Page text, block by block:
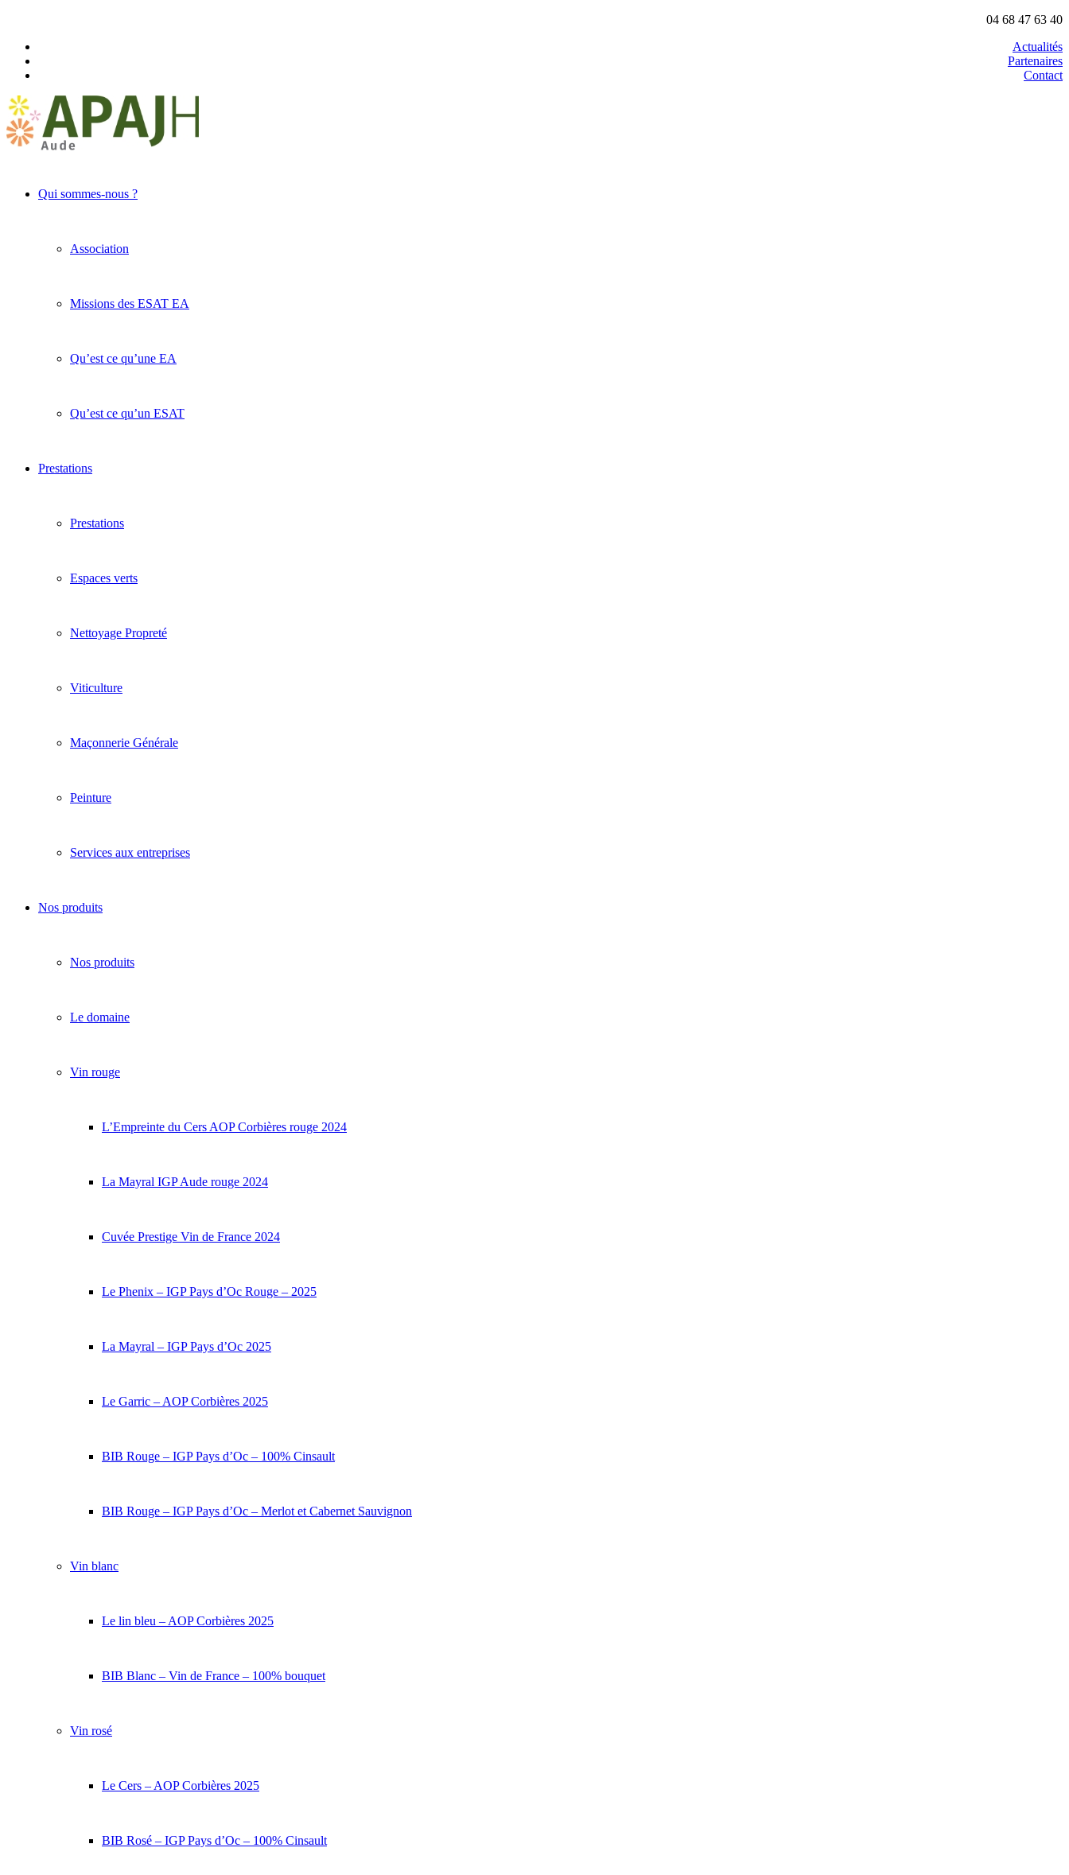
04 68 47 63 40
Actualités
Partenaires
Contact
Qui sommes-nous ?
Association
Missions des ESAT EA
Qu’est ce qu’une EA
Qu’est ce qu’un ESAT
Prestations
Prestations
Espaces verts
Nettoyage Propreté
Viticulture
Maçonnerie Générale
Peinture
Services aux entreprises
Nos produits
Nos produits
Le domaine
Vin rouge
L’Empreinte du Cers AOP Corbières rouge 2024
La Mayral IGP Aude rouge 2024
Cuvée Prestige Vin de France 2024
Le Phenix – IGP Pays d’Oc Rouge – 2025
La Mayral – IGP Pays d’Oc 2025
Le Garric – AOP Corbières 2025
BIB Rouge – IGP Pays d’Oc – 100% Cinsault
BIB Rouge – IGP Pays d’Oc – Merlot et Cabernet Sauvignon
Vin blanc
Le lin bleu – AOP Corbières 2025
BIB Blanc – Vin de France – 100% bouquet
Vin rosé
Le Cers – AOP Corbières 2025
BIB Rosé – IGP Pays d’Oc – 100% Cinsault